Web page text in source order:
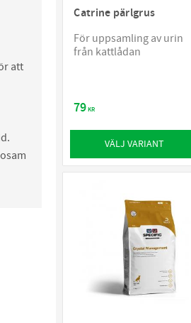
att
Catrine pärlgrus
För uppsamling av urin
från kattlådan
79KR
VÄLJ VARIANT